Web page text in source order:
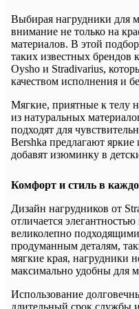
Выбирая нагрудники для
внимание не только на
материалов. В этой
таких известных брендов
Oysho и Stradivarius,
качеством исполнения и
Мягкие, приятные к телу
из натуральных
подходят для
Bershka предлагают
добавят изюминку в
Комфорт и стиль в
Дизайн нагрудников от
отличается
великолепно
продуманным деталям,
мягкие края, нагрудники
максимально удобны для
Использование
длительный срок службы